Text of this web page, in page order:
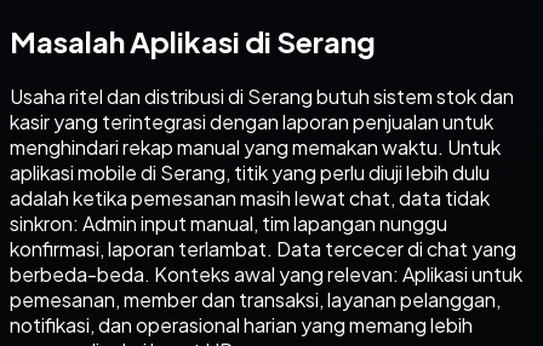
Masalah Aplikasi di Serang
Usaha ritel dan distribusi di Serang butuh sistem stok dan
kasir yang terintegrasi dengan laporan penjualan untuk
menghindari rekap manual yang memakan waktu. Untuk
aplikasi mobile di Serang, titik yang perlu diuji lebih dulu
adalah ketika pemesanan masih lewat chat, data tidak
sinkron: Admin input manual, tim lapangan nunggu
konfirmasi, laporan terlambat. Data tercecer di chat yang
berbeda-beda. Konteks awal yang relevan: Aplikasi untuk
pemesanan, member dan transaksi, layanan pelanggan,
notifikasi, dan operasional harian yang memang lebih